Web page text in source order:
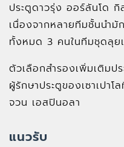
ประตูดาวรุ่ง ออร์ลันโด กิ
เนื่องจากหลายทีมชั้นนำมั
ทั้งหมด 3 คนในทีมชุดลุย
ตัวเลือกสำรองเพิ่มเติมป
ผู้รักษาประตูของเซาเปา
จวน เอสปินอลา
แนวรับ